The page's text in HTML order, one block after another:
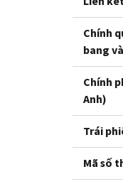
Chính
bang
Chính
Anh)
Trái
Mã số